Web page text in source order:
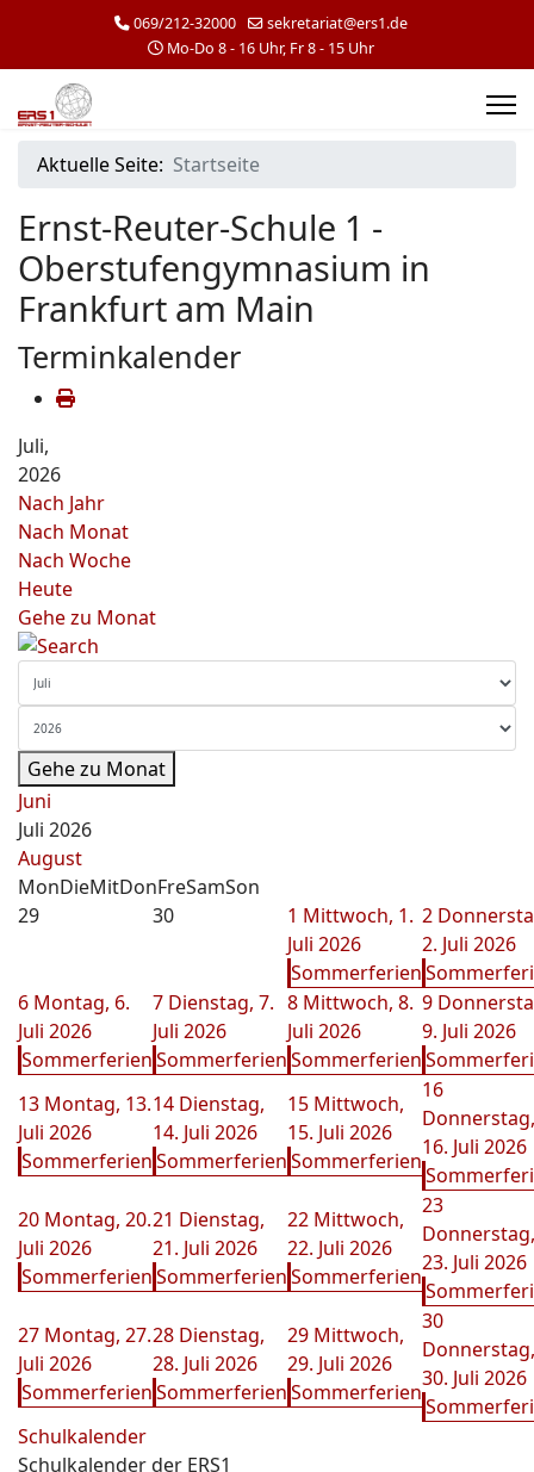
069/212-32000
sekretariat@ers1.de
Mo-Do 8 - 16 Uhr, Fr 8 - 15 Uhr
Aktuelle Seite: Startseite
Ernst-Reuter-Schule 1 -
Oberstufengymnasium in
Frankfurt am Main
Terminkalender
Juli,
2026
Nach Jahr
Nach Monat
Nach Woche
Heute
Gehe zu Monat
Gehe zu Monat
Juni
Juli 2026
August
MonDieMitDonFreSamSon
29
30 1 Mittwoch, 1.
Juli 2026
Sommerferien
2
2. Juli 2026
6 Montag, 6.
Juli 2026
Sommerferien
7 Dienstag, 7.
Juli 2026
Sommerferien
8 Mittwoch, 8.
Juli 2026
Sommerferien
9
9. Juli 2026
13 Montag, 13.
Juli 2026
Sommerferien
14 Dienstag,
14. Juli 2026
Sommerferien
15 Mittwoch,
15. Juli 2026
Sommerferien
16
Donnerstag,
16. Juli 2026
20 Montag, 20.
Juli 2026
Sommerferien
21 Dienstag,
21. Juli 2026
Sommerferien
22 Mittwoch,
22. Juli 2026
Sommerferien
23
Donnerstag,
23. Juli 2026
27 Montag, 27.
Juli 2026
Sommerferien
28 Dienstag,
28. Juli 2026
Sommerferien
29 Mittwoch,
29. Juli 2026
Sommerferien
30
Donnerstag,
30. Juli 2026
Schulkalender
Schulkalender der ERS1